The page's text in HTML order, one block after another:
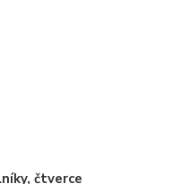
čtverce